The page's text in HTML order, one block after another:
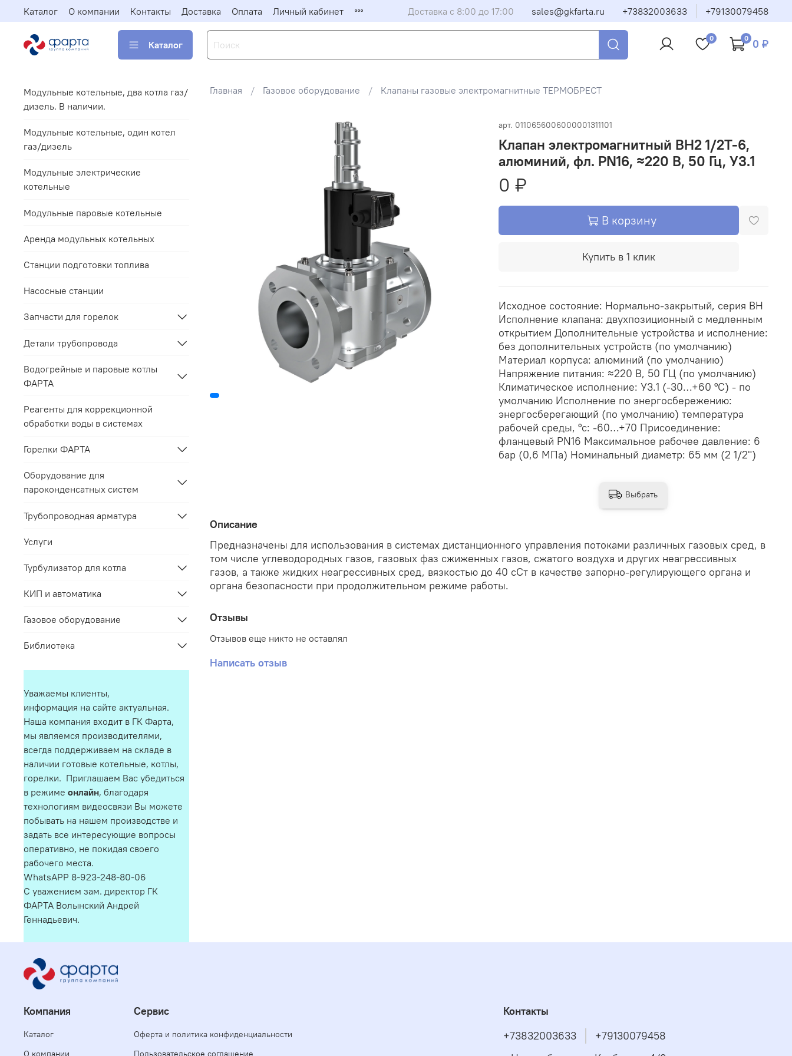
Каталог О компании Контакты Доставка Оплата Личный кабинет Доставка с 8:00 до 17:00 sales@gkfarta.ru +73832003633 +79130079458
Каталог
0 0 0 ₽
Главная Газовое оборудование Клапаны газовые электромагнитные ТЕРМОБРЕСТ
арт. 0110656006000001311101
Клапан электромагнитный ВН2 1/2Т-6,
алюминий, фл. PN16, ≈220 В, 50 Гц, У3.1
0 ₽
В корзину
Купить в 1 клик
Исходное состояние: Нормально-закрытый, серия ВН
Исполнение клапана: двухпозиционный с медленным
открытием Дополнительные устройства и исполнение:
без дополнительных устройств (по умолчанию)
Материал корпуса: алюминий (по умолчанию)
Напряжение питания: ≈220 В, 50 ГЦ (по умолчанию)
Климатическое исполнение: У3.1 (-30…+60 °С) - по
умолчанию Исполнение по энергосбережению:
энергосберегающий (по умолчанию) температура
рабочей среды, °с: -60…+70 Присоединение:
фланцевый PN16 Максимальное рабочее давление: 6
бар (0,6 МПа) Номинальный диаметр: 65 мм (2 1/2")
Описание
Предназначены для использования в системах дистанционного управления потоками различных газовых сред, в
том числе углеводородных газов, газовых фаз сжиженных газов, сжатого воздуха и других неагрессивных
газов, а также жидких неагрессивных сред, вязкостью до 40 сСт в качестве запорно-регулирующего органа и
органа безопасности при продолжительном режиме работы.
Отзывы
Отзывов еще никто не оставлял
Написать отзыв
Выбрать
Модульные котельные, два котла газ/
дизель. В наличии.
Модульные котельные, один котел
газ/дизель
Модульные электрические
котельные
Модульные паровые котельные
Аренда модульных котельных
Станции подготовки топлива
Насосные станции
Запчасти для горелок
Детали трубопровода
Водогрейные и паровые котлы
ФАРТА
Реагенты для коррекционной
обработки воды в системах
Горелки ФАРТА
Оборудование для
пароконденсатных систем
Трубопроводная арматура
Услуги
Турбулизатор для котла
КИП и автоматика
Газовое оборудование
Библиотека
Уважаемы клиенты,
информация на сайте актуальная.
Наша компания входит в ГК Фарта,
мы являемся производителями,
всегда поддерживаем на складе в
наличии готовые котельные, котлы,
горелки. Приглашаем Вас убедиться
в режиме онлайн, благодаря
технологиям видеосвязи Вы можете
побывать на нашем производстве и
задать все интересующие вопросы
оперативно, не покидая своего
рабочего места.
WhatsAPP 8-923-248-80-06
С уважением зам. директор ГК
ФАРТА Волынский Андрей
Геннадьевич.
Компания
Каталог
О компании
Сервис
Оферта и политика конфиденциальности
Пользовательское соглашение
Контакты
+73832003633
+79130079458